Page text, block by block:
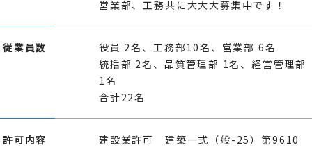
営業部、工務共に大大大募集中です！
従業員数
役員 2名、工務部10名、営業部 6名
統括部 2名、品質管理部 1名、経営管理部
1名
合計22名
許可内容
建設業許可 建築一式（般-25）第9610